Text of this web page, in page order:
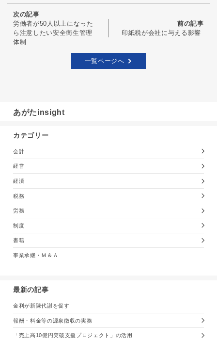
次の記事
労働者が50人以上になった
ら注意したい安全衛生管理
体制
前の記事
印紙税が会社に与える影響
一覧ページへ
あがたinsight
カテゴリー
会計
経営
経済
税務
労務
制度
書籍
事業承継・Ｍ＆Ａ
最新の記事
金利が新陳代謝を促す
報酬・料金等の源泉徴収の実務
「売上高10億円突破支援プロジェクト」の活用